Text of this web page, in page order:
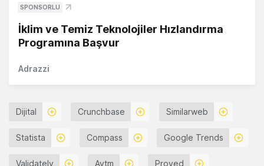
SPONSORLU
İklim ve Temiz Teknolojiler Hızlandırma
Programına Başvur
Adrazzi
Dijital Crunchbase Similarweb
Statista Compass Google Trends
Validately Aytm Proved